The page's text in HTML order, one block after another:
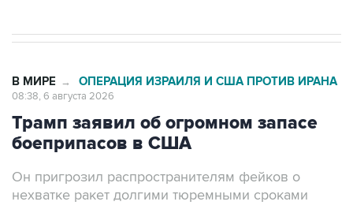
Трамп заявил об огромном запасе
боеприпасов в США
Он пригрозил распространителям фейков о
Москва. 6 августа. INTERFAX.RU - Президент